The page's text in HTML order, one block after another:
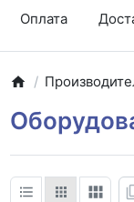
Оплата